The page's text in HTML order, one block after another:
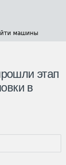
машины
этап
в